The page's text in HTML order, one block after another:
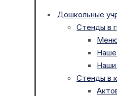
Дошкольные
Стенды в
Наше
Стенды в